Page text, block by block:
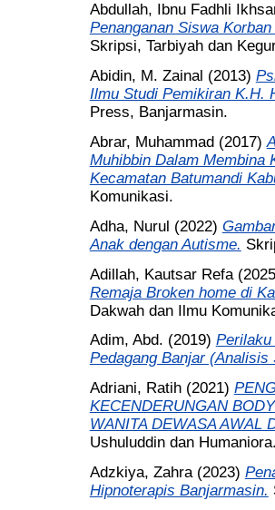
Abdullah, Ibnu Fadhli
Penanganan Siswa
Skripsi, Tarbiyah dan
Abidin, M. Zainal (2013)
Ilmu Studi Pemikiran K.H.
Press, Banjarmasin.
Abrar, Muhammad(2017)
Muhibbin Dalam Membina
Kecamatan Batumandi
Komunikasi.
Adha, Nurul (2022)
Anak dengan Autisme.
Adillah, Kautsar Refa
Remaja Broken home di
Dakwah dan Ilmu
Adim, Abd. (2019) Perilaku
Pedagang Banjar (Analisis
Adriani, Ratih(2021)
KECENDERUNGAN
WANITA DEWASA AWAL
Ushuluddin dan
Adzkiya, Zahra(2023)
Hipnoterapis Banjarmasin.